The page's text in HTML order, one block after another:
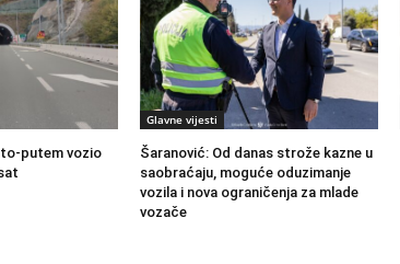
putem vozio
Glavne vijesti
Šaranović: Od danas strože kazne u
saobraćaju, moguće oduzimanje
vozila i nova ograničenja za mlade
vozače